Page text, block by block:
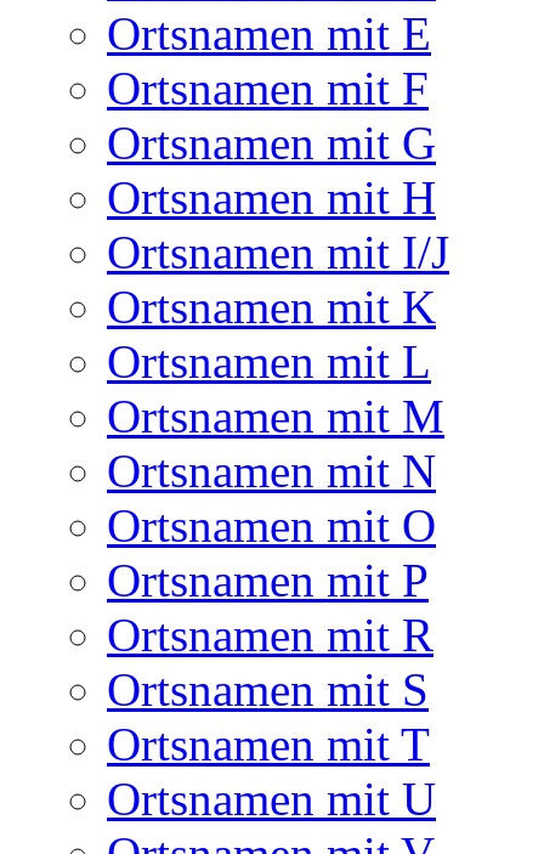
Ortsnamen mit E
Ortsnamen mit F
Ortsnamen mit G
Ortsnamen mit H
Ortsnamen mit I/J
Ortsnamen mit K
Ortsnamen mit L
Ortsnamen mit M
Ortsnamen mit N
Ortsnamen mit O
Ortsnamen mit P
Ortsnamen mit R
Ortsnamen mit S
Ortsnamen mit T
Ortsnamen mit U